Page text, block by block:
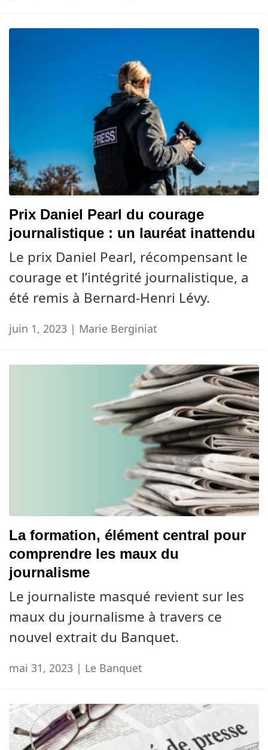
Prix Daniel Pearl du courage
journalistique : un lauréat inattendu
Le prix Daniel Pearl, récompensant le
courage et l’intégrité journalistique, a
été remis à Bernard-Henri Lévy.
juin 1, 2023 | Marie Berginiat
La formation, élément central pour
comprendre les maux du
journalisme
Le journaliste masqué revient sur les
maux du journalisme à travers ce
nouvel extrait du Banquet.
mai 31, 2023 | Le Banquet